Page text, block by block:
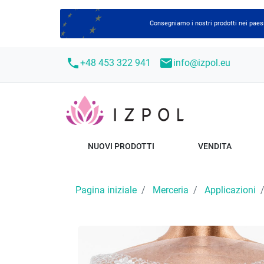
Consegniamo i nostri prodotti nei
call+48 453 322 941 mailinfo@izpol.eu
NUOVI PRODOTTI VENDITA
Pagina iniziale Merceria Applicazioni